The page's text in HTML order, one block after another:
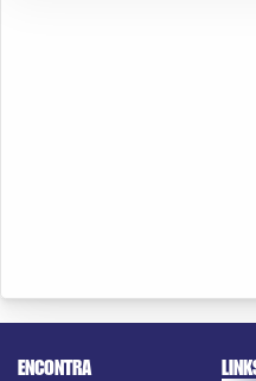
ENCONTRA